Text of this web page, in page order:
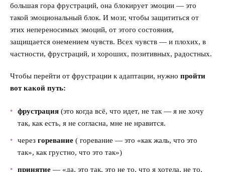
большая гора фрустраций, она блокирует эмоции — это
такой эмоциональный блок. И мозг, чтобы защититься от
этих непереносимых эмоций, от этого состояния,
защищается онемением чувств. Всех чувств — и плохих, в
частности, фрустраций, и хороших, позитивных, радостных.
Чтобы перейти от фрустрации к адаптации, нужно пройти
вот какой путь:
фрустрация (это когда всё, что идет, не так — я не хочу
так, как есть, я не согласна, мне не нравится.
через горевание ( горевание — это «как жаль, что это
так», как грустно, что это так»)
принятие — «да, это так, это не то, что я хотела, не то,